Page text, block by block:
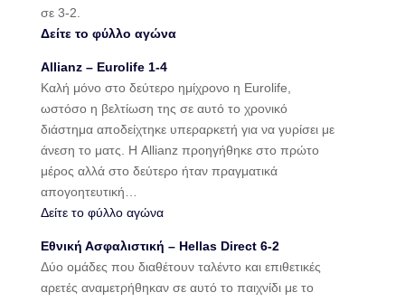
σε 3-2.
Δείτε το φύλλο αγώνα
Allianz – Eurolife 1-4
Καλή μόνο στο δεύτερο ημίχρονο η Eurolife,
ωστόσο η βελτίωση της σε αυτό το χρονικό
διάστημα αποδείχτηκε υπεραρκετή για να γυρίσει με
άνεση το ματς. Η Allianz προηγήθηκε στο πρώτο
μέρος αλλά στο δεύτερο ήταν πραγματικά
απογοητευτική…
Δείτε το φύλλο αγώνα
Εθνική Ασφαλιστική – Hellas Direct 6-2
Δύο ομάδες που διαθέτουν ταλέντο και επιθετικές
αρετές αναμετρήθηκαν σε αυτό το παιχνίδι με το